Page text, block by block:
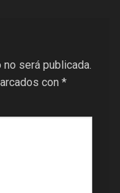
será publicada.
con *